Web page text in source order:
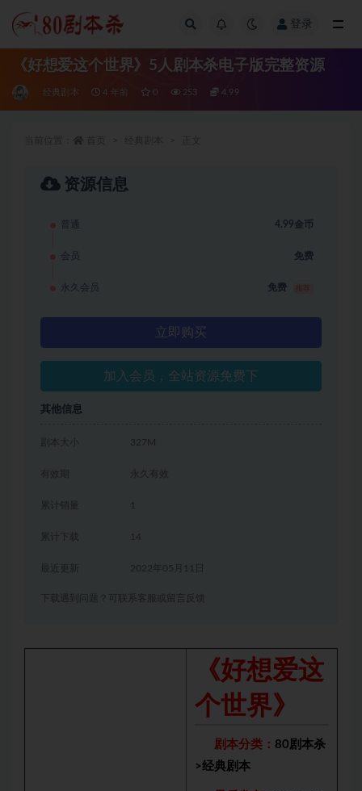
登录
《好想爱这个世界》5人剧本杀电子版完整资源
经典剧本 4 年前 0 253 4.99
资源信息
普通 4.99金币
会员 免费
永久会员 免费
立即购买
加入会员，全站资源免费下
其他信息
剧本大小 327M
有效期 永久有效
累计销量 1
累计下载 14
2022年05月11日
下载遇到问题？可联系客服或留言反馈
《好想爱这
个世界》
剧本分类： 80剧本杀
>经典剧本